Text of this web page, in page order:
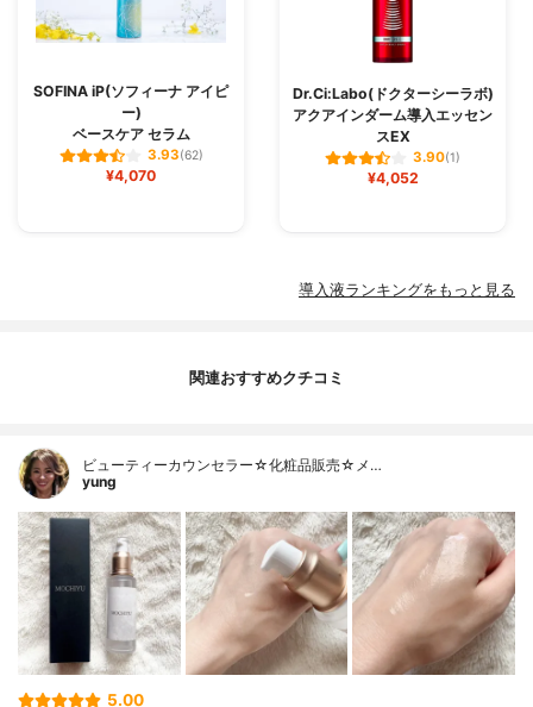
SOFINA iP(ソフィーナ アイピ
ー)
ベースケア セラム
3.93(62)
¥4,070
Dr.Ci:Labo(ドクターシーラボ)
アクアインダーム導入エッセン
スEX
3.90(1)
¥4,052
導入液ランキングをもっと見る
関連おすすめクチコミ
ビューティーカウンセラー☆化粧品販売☆メ…
yung
5.00